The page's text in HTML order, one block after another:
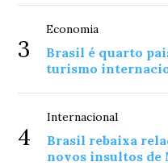
3
Economia
Brasil é quarto
turismo
4
Internacional
Brasil rebaixa
novos insultos de